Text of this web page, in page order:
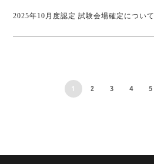
2025年10月度認定 試験会場確定について
1 2 3 4 5